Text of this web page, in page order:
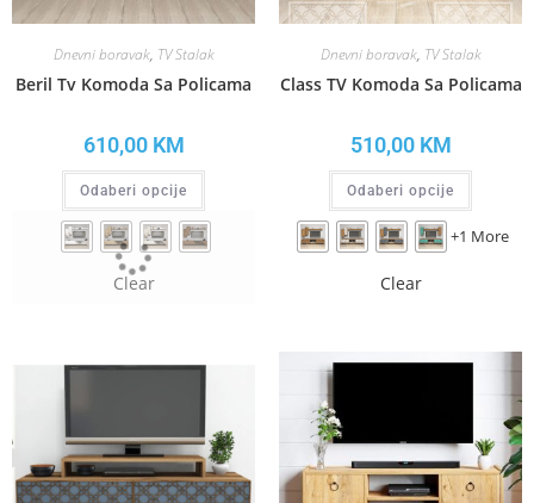
Dnevni boravak, TV Stalak
Beril Tv Komoda Sa Policama
610,00 KM
Odaberi opcije
Clear
Dnevni boravak, TV Stalak
Class TV Komoda Sa Policama
510,00 KM
Odaberi opcije
+1 More
Clear